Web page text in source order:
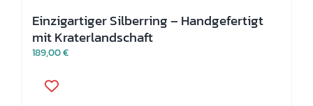
Einzigartiger Silberring – Handgefertigt
mit Kraterlandschaft
189,00€
Produkt